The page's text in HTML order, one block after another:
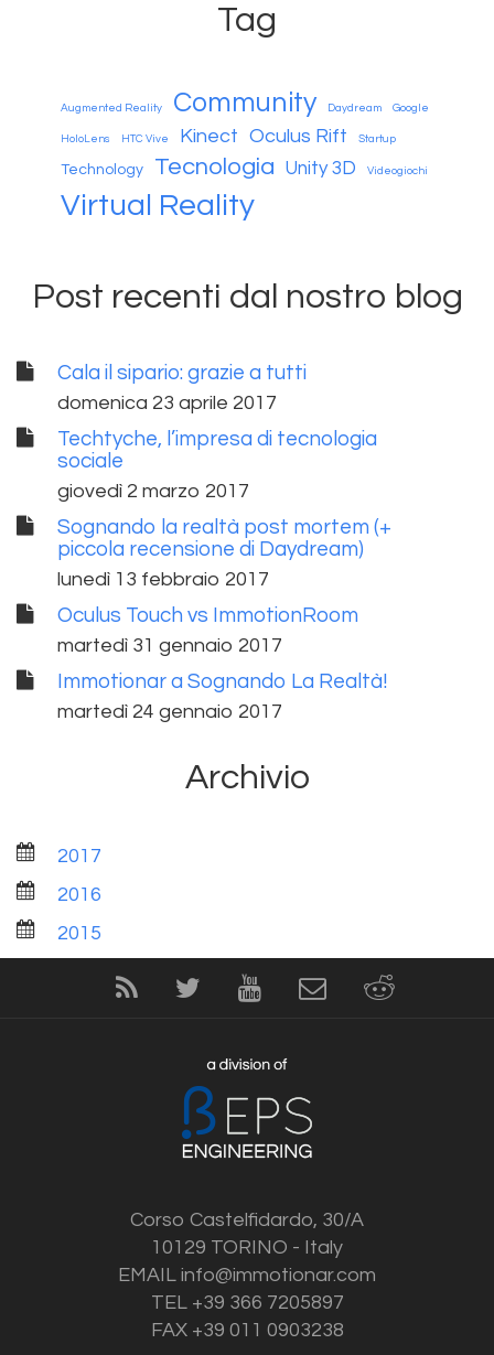
Tag
Augmented Reality Community Daydream Google
HoloLens HTC Vive Kinect Oculus Rift Startup
Technology Tecnologia Unity 3D Videogiochi
Virtual Reality
Post recenti dal nostro blog
Cala il sipario: grazie a tutti
domenica 23 aprile 2017
Techtyche, l’impresa di tecnologia
sociale
giovedì 2 marzo 2017
Sognando la realtà post mortem (+
piccola recensione di Daydream)
lunedì 13 febbraio 2017
Oculus Touch vs ImmotionRoom
martedì 31 gennaio 2017
Immotionar a Sognando La Realtà!
martedì 24 gennaio 2017
Archivio
2017
2016
2015
Corso Castelfidardo, 30/A
10129 TORINO - Italy
EMAIL info@immotionar.com
TEL +39 366 7205897
FAX +39 011 0903238